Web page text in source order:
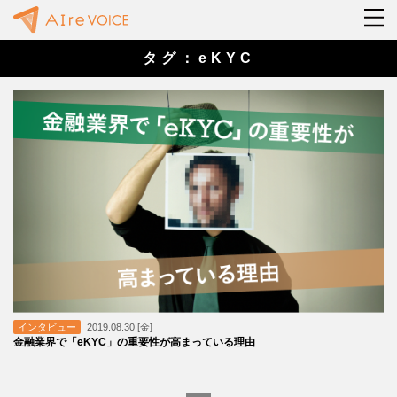
タグ：eKYC
インタビュー 2019.08.30 [金]
金融業界で「eKYC」の重要性が高まっている理由